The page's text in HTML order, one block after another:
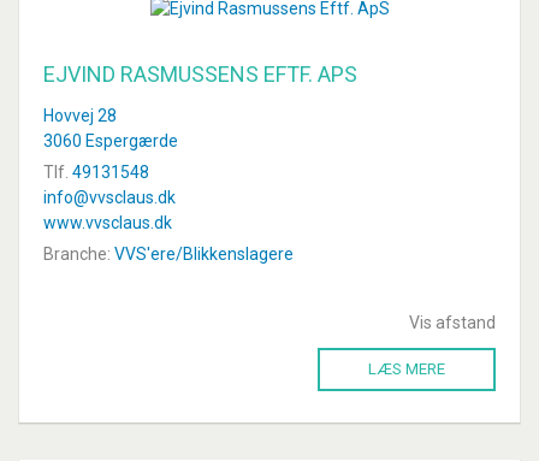
EJVIND RASMUSSENS EFTF. APS
Hovvej 28
3060 Espergærde
Tlf. 49131548
info@vvsclaus.dk
www.vvsclaus.dk
Branche: VVS'ere/Blikkenslagere
Vis afstand
LÆS MERE